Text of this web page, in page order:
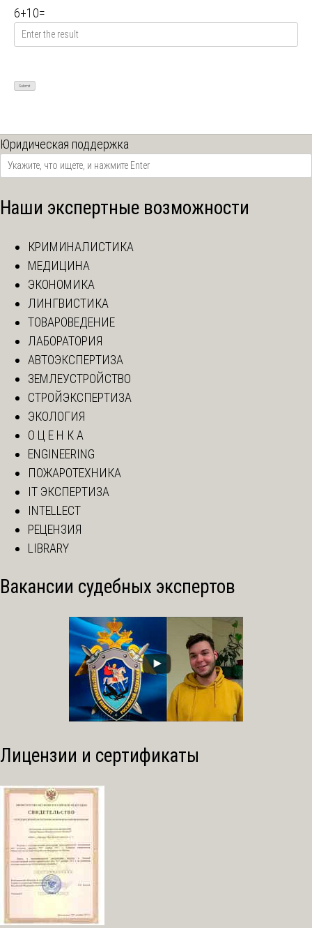
6+10=
Юридическая поддержка
Наши экспертные возможности
КРИМИНАЛИСТИКА
МЕДИЦИНА
ЭКОНОМИКА
ЛИНГВИСТИКА
ТОВАРОВЕДЕНИЕ
ЛАБОРАТОРИЯ
АВТОЭКСПЕРТИЗА
ЗЕМЛЕУСТРОЙСТВО
СТРОЙЭКСПЕРТИЗА
ЭКОЛОГИЯ
О Ц Е Н К А
ENGINEERING
ПОЖАРОТЕХНИКА
IT ЭКСПЕРТИЗА
INTELLECT
РЕЦЕНЗИЯ
LIBRARY
Вакансии судебных экспертов
Лицензии и сертификаты